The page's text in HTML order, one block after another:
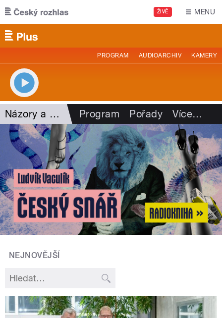
Přejít k hlavnímu obsahu
ŽIVĚ MENU
PROGRAM AUDIOARCHIV KAMERY
Názory a argumenty Program Pořady Více…
NEJNOVĚJŠÍ